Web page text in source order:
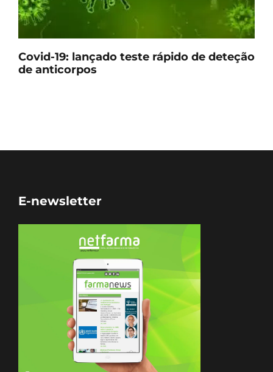
Covid-19: lançado teste rápido de deteção
de anticorpos
E-newsletter